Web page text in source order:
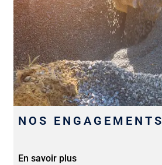
NOS ENGAGEMENTS
En savoir plus